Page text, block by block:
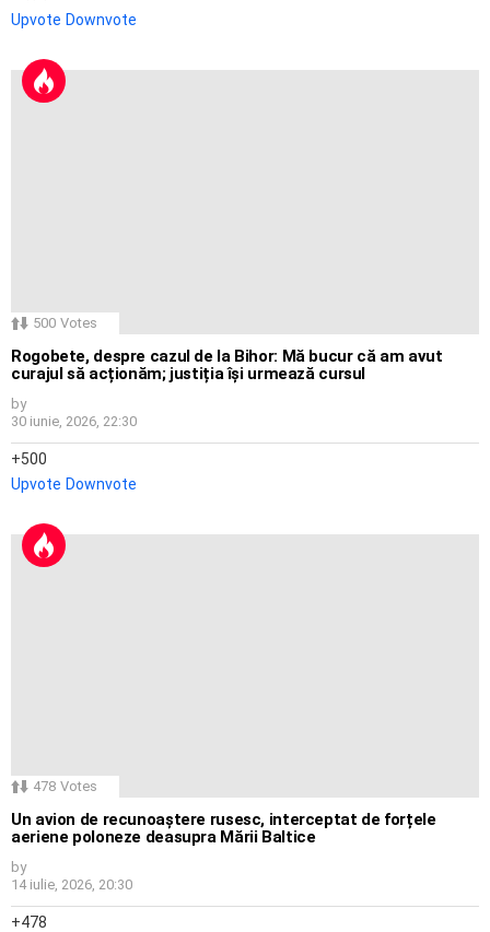
Upvote Downvote
500 Votes
Rogobete, despre cazul de la Bihor: Mă bucur că am avut
curajul să acționăm; justiția își urmează cursul
by
30 iunie, 2026, 22:30
500
Upvote Downvote
478 Votes
Un avion de recunoaștere rusesc, interceptat de forțele
aeriene poloneze deasupra Mării Baltice
by
14 iulie, 2026, 20:30
478